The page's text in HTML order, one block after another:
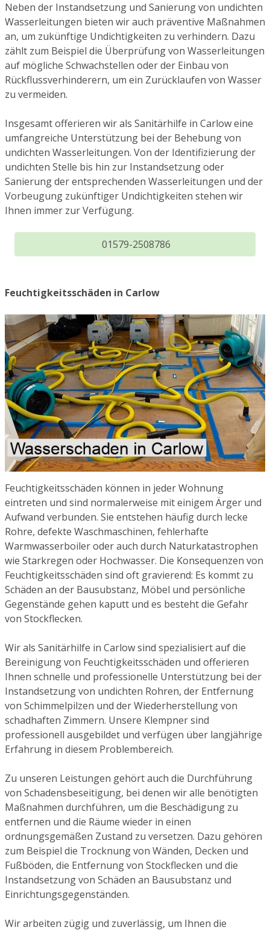
Neben der Instandsetzung und Sanierung von undichten
Wasserleitungen bieten wir auch präventive Maßnahmen
an, um zukünftige Undichtigkeiten zu verhindern. Dazu
zählt zum Beispiel die Überprüfung von Wasserleitungen
auf mögliche Schwachstellen oder der Einbau von
Rückflussverhinderern, um ein Zurücklaufen von Wasser
zu vermeiden.
Insgesamt offerieren wir als Sanitärhilfe in Carlow eine
umfangreiche Unterstützung bei der Behebung von
undichten Wasserleitungen. Von der Identifizierung der
undichten Stelle bis hin zur Instandsetzung oder
Sanierung der entsprechenden Wasserleitungen und der
Vorbeugung zukünftiger Undichtigkeiten stehen wir
Ihnen immer zur Verfügung.
01579-2508786
Feuchtigkeitsschäden in Carlow
Feuchtigkeitsschäden können in jeder Wohnung
eintreten und sind normalerweise mit einigem Ärger und
Aufwand verbunden. Sie entstehen häufig durch lecke
Rohre, defekte Waschmaschinen, fehlerhafte
Warmwasserboiler oder auch durch Naturkatastrophen
wie Starkregen oder Hochwasser. Die Konsequenzen von
Feuchtigkeitsschäden sind oft gravierend: Es kommt zu
Schäden an der Bausubstanz, Möbel und persönliche
Gegenstände gehen kaputt und es besteht die Gefahr
von Stockflecken.
Wir als Sanitärhilfe in Carlow sind spezialisiert auf die
Bereinigung von Feuchtigkeitsschäden und offerieren
Ihnen schnelle und professionelle Unterstützung bei der
Instandsetzung von undichten Rohren, der Entfernung
von Schimmelpilzen und der Wiederherstellung von
schadhaften Zimmern. Unsere Klempner sind
professionell ausgebildet und verfügen über langjährige
Erfahrung in diesem Problembereich.
Zu unseren Leistungen gehört auch die Durchführung
von Schadensbeseitigung, bei denen wir alle benötigten
Maßnahmen durchführen, um die Beschädigung zu
entfernen und die Räume wieder in einen
ordnungsgemäßen Zustand zu versetzen. Dazu gehören
zum Beispiel die Trocknung von Wänden, Decken und
Fußböden, die Entfernung von Stockflecken und die
Instandsetzung von Schäden an Bausubstanz und
Einrichtungsgegenständen.
Wir arbeiten zügig und zuverlässig, um Ihnen die